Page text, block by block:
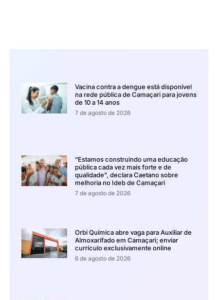
Vacina contra a dengue está disponível
na rede pública de Camaçari para jovens
de 10 a 14 anos
7 de agosto de 2026
“Estamos construindo uma educação
pública cada vez mais forte e de
qualidade”, declara Caetano sobre
melhoria no Ideb de Camaçari
7 de agosto de 2026
Orbi Química abre vaga para Auxiliar de
Almoxarifado em Camaçari; enviar
currículo exclusivamente online
6 de agosto de 2026